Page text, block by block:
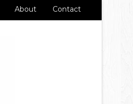
About Contact